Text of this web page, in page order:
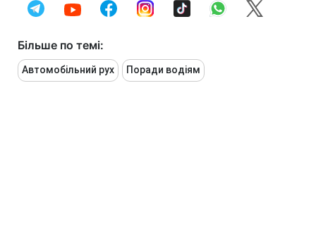
Більше по темі:
Автомобільний рух Поради водіям